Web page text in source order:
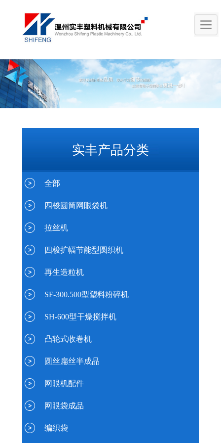
实丰产品分类
全部
四梭圆筒网眼袋机
拉丝机
四梭扩幅节能型圆织机
再生造粒机
SF-300.500型塑料粉碎机
SH-600型干燥搅拌机
凸轮式收卷机
圆丝扁丝半成品
网眼机配件
网眼袋成品
编织袋